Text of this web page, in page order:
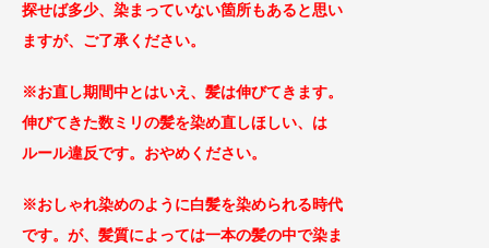
探せば多少、染まっていない箇所もあると思い
ますが、ご了承ください。
※お直し期間中とはいえ、髪は伸びてきます。
伸びてきた数ミリの髪を染め直しほしい、は
ルール違反です。おやめください。
※おしゃれ染めのように白髪を染められる時代
です。が、髪質によっては一本の髪の中で染ま